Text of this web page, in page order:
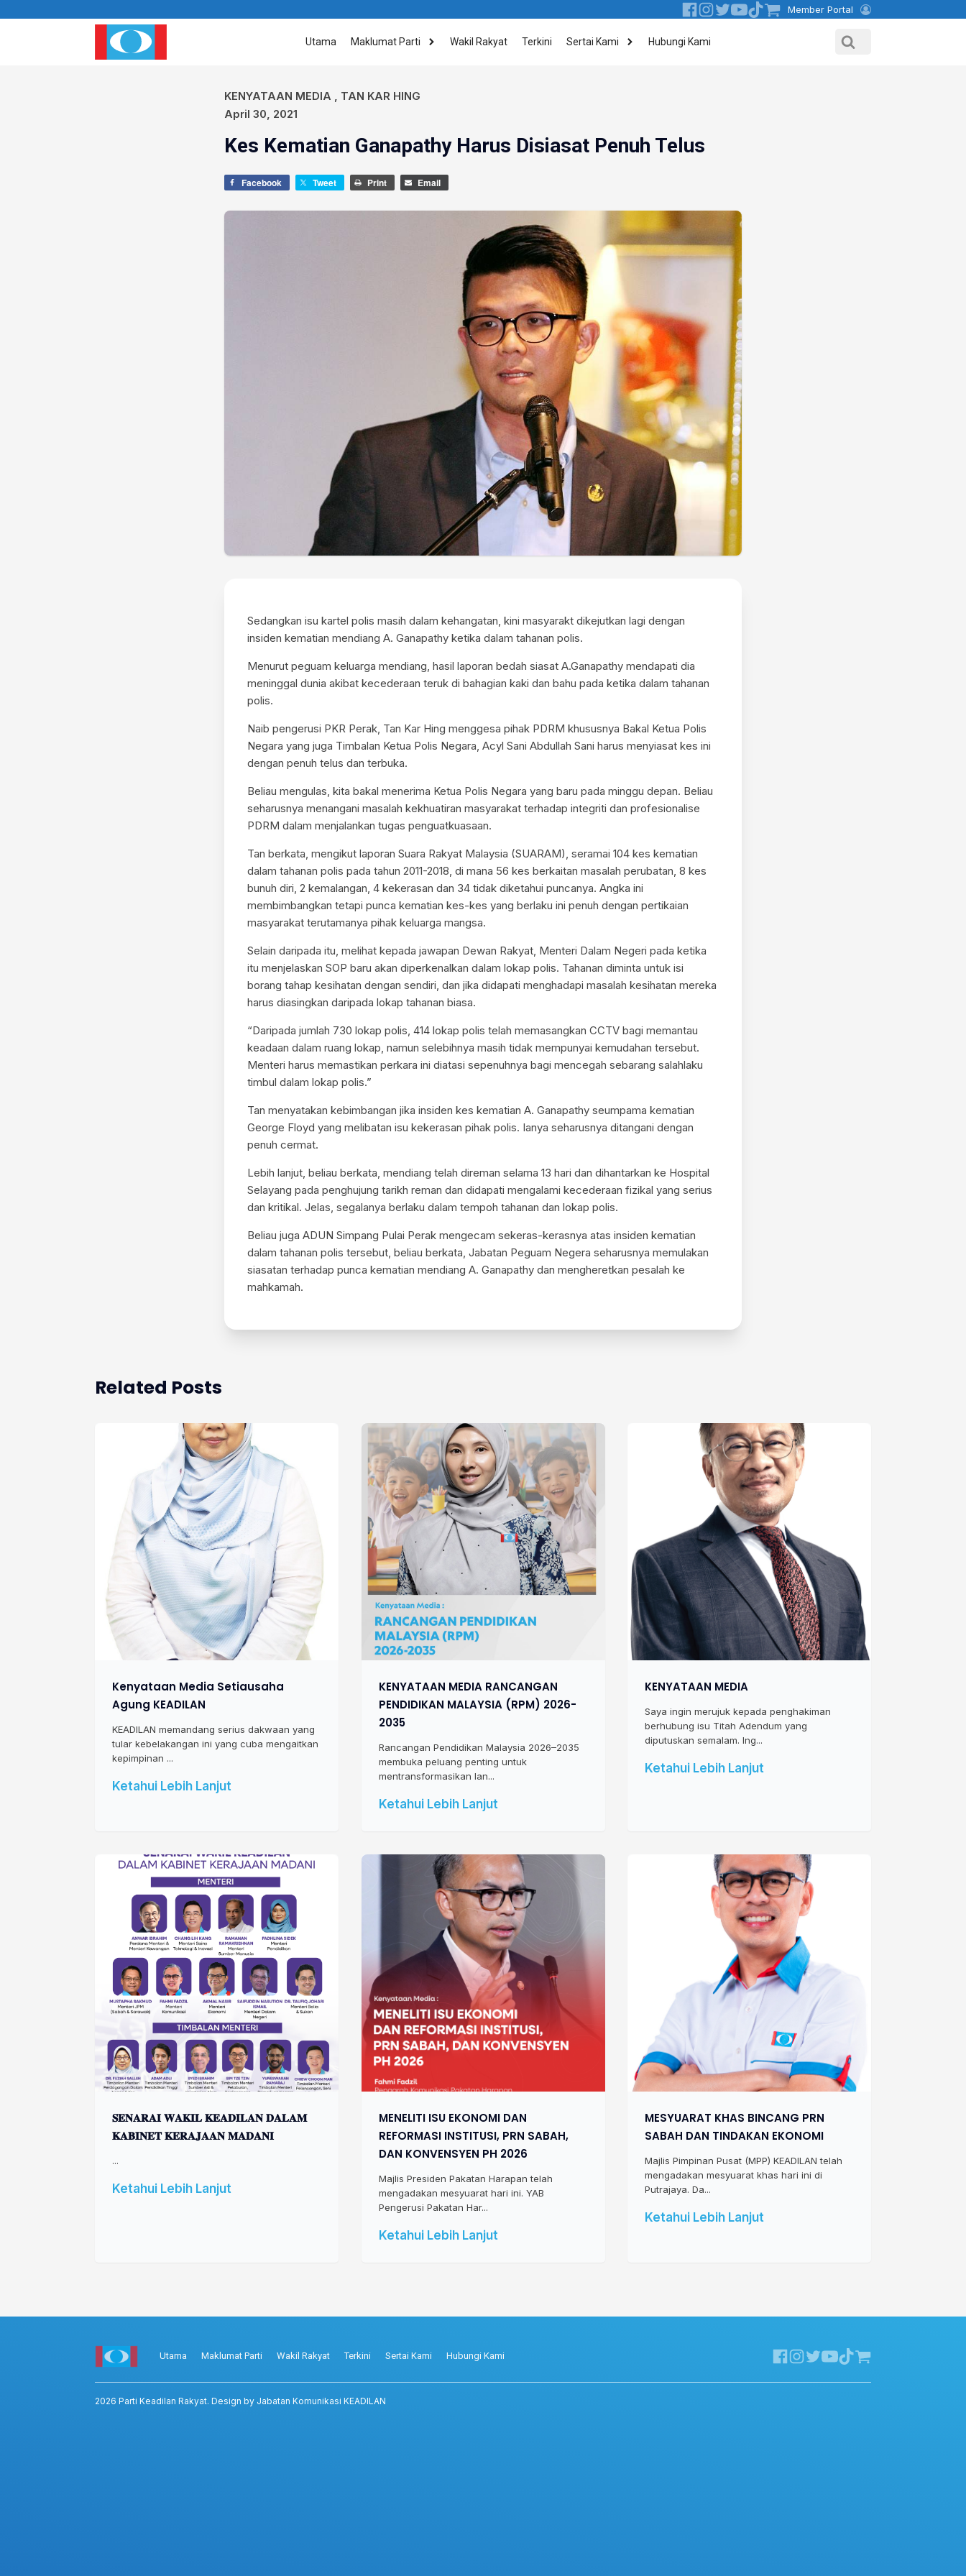
Member Portal
Utama Maklumat Parti Wakil Rakyat Terkini Sertai Kami Hubungi Kami
KENYATAAN MEDIA
TAN KAR HING
April 30, 2021
Kes Kematian Ganapathy Harus Disiasat Penuh Telus
Facebook Tweet Print Email
Sedangkan isu kartel polis masih dalam kehangatan, kini masyarakt dikejutkan lagi dengan
insiden kematian mendiang A. Ganapathy ketika dalam tahanan polis.
Menurut peguam keluarga mendiang, hasil laporan bedah siasat A.Ganapathy mendapati dia
meninggal dunia akibat kecederaan teruk di bahagian kaki dan bahu pada ketika dalam tahanan
polis.
Naib pengerusi PKR Perak, Tan Kar Hing menggesa pihak PDRM khususnya Bakal Ketua Polis
Negara yang juga Timbalan Ketua Polis Negara, Acyl Sani Abdullah Sani harus menyiasat kes ini
dengan penuh telus dan terbuka.
Beliau mengulas, kita bakal menerima Ketua Polis Negara yang baru pada minggu depan. Beliau
seharusnya menangani masalah kekhuatiran masyarakat terhadap integriti dan profesionalise
PDRM dalam menjalankan tugas penguatkuasaan.
Tan berkata, mengikut laporan Suara Rakyat Malaysia (SUARAM), seramai 104 kes kematian
dalam tahanan polis pada tahun 2011-2018, di mana 56 kes berkaitan masalah perubatan, 8 kes
bunuh diri, 2 kemalangan, 4 kekerasan dan 34 tidak diketahui puncanya. Angka ini
membimbangkan tetapi punca kematian kes-kes yang berlaku ini penuh dengan pertikaian
masyarakat terutamanya pihak keluarga mangsa.
Selain daripada itu, melihat kepada jawapan Dewan Rakyat, Menteri Dalam Negeri pada ketika
itu menjelaskan SOP baru akan diperkenalkan dalam lokap polis. Tahanan diminta untuk isi
borang tahap kesihatan dengan sendiri, dan jika didapati menghadapi masalah kesihatan mereka
harus diasingkan daripada lokap tahanan biasa.
“Daripada jumlah 730 lokap polis, 414 lokap polis telah memasangkan CCTV bagi memantau
keadaan dalam ruang lokap, namun selebihnya masih tidak mempunyai kemudahan tersebut.
Menteri harus memastikan perkara ini diatasi sepenuhnya bagi mencegah sebarang salahlaku
timbul dalam lokap polis.”
Tan menyatakan kebimbangan jika insiden kes kematian A. Ganapathy seumpama kematian
George Floyd yang melibatan isu kekerasan pihak polis. Ianya seharusnya ditangani dengan
penuh cermat.
Lebih lanjut, beliau berkata, mendiang telah direman selama 13 hari dan dihantarkan ke Hospital
Selayang pada penghujung tarikh reman dan didapati mengalami kecederaan fizikal yang serius
dan kritikal. Jelas, segalanya berlaku dalam tempoh tahanan dan lokap polis.
Beliau juga ADUN Simpang Pulai Perak mengecam sekeras-kerasnya atas insiden kematian
dalam tahanan polis tersebut, beliau berkata, Jabatan Peguam Negera seharusnya memulakan
siasatan terhadap punca kematian mendiang A. Ganapathy dan mengheretkan pesalah ke
mahkamah.
Related Posts
Kenyataan Media Setiausaha
Agung KEADILAN
KEADILAN memandang serius dakwaan yang
tular kebelakangan ini yang cuba mengaitkan
kepimpinan ...
Ketahui Lebih Lanjut
KENYATAAN MEDIA RANCANGAN
PENDIDIKAN MALAYSIA (RPM) 2026-
2035
Rancangan Pendidikan Malaysia 2026–2035
membuka peluang penting untuk
mentransformasikan lan...
Ketahui Lebih Lanjut
KENYATAAN MEDIA
Saya ingin merujuk kepada penghakiman
berhubung isu Titah Adendum yang
diputuskan semalam. Ing...
Ketahui Lebih Lanjut
𝐒𝐄𝐍𝐀𝐑𝐀𝐈 𝐖𝐀𝐊𝐈𝐋 𝐊𝐄𝐀𝐃𝐈𝐋𝐀𝐍 𝐃𝐀𝐋𝐀𝐌
𝐊𝐀𝐁𝐈𝐍𝐄𝐓 𝐊𝐄𝐑𝐀𝐉𝐀𝐀𝐍 𝐌𝐀𝐃𝐀𝐍𝐈
...
Ketahui Lebih Lanjut
MENELITI ISU EKONOMI DAN
REFORMASI INSTITUSI, PRN SABAH,
DAN KONVENSYEN PH 2026
Majlis Presiden Pakatan Harapan telah
mengadakan mesyuarat hari ini. YAB
Pengerusi Pakatan Har...
Ketahui Lebih Lanjut
MESYUARAT KHAS BINCANG PRN
SABAH DAN TINDAKAN EKONOMI
Majlis Pimpinan Pusat (MPP) KEADILAN telah
mengadakan mesyuarat khas hari ini di
Putrajaya. Da...
Ketahui Lebih Lanjut
Utama Maklumat Parti Wakil Rakyat Terkini Sertai Kami Hubungi Kami
2026 Parti Keadilan Rakyat. Design by Jabatan Komunikasi KEADILAN